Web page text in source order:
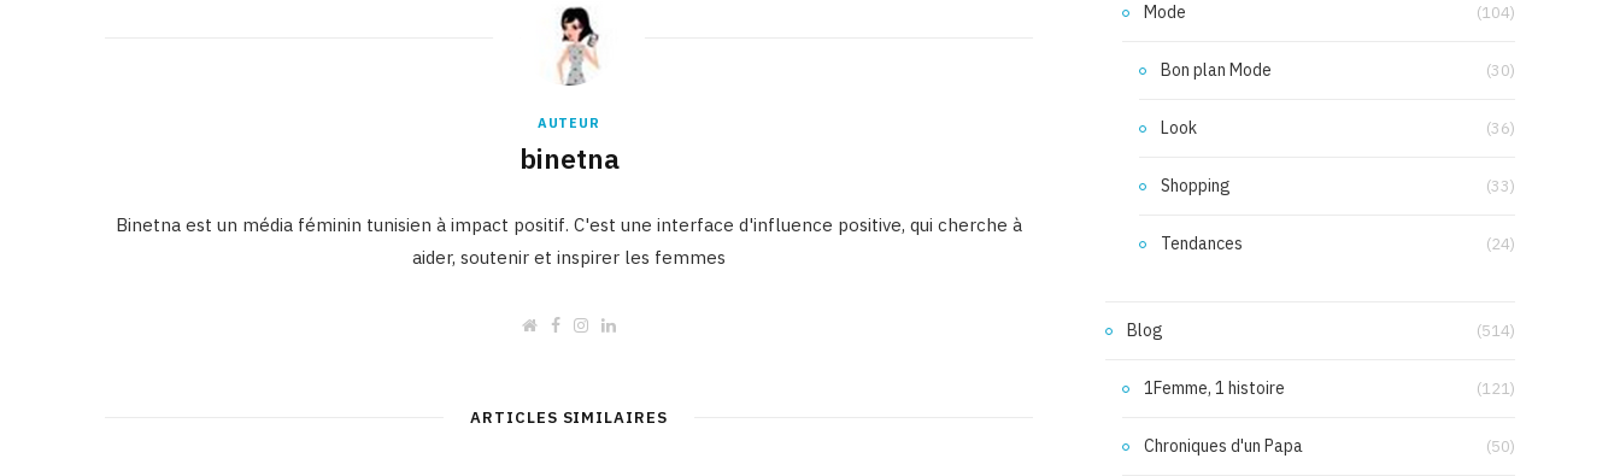
AUTEUR
binetna
Binetna est un média féminin tunisien à impact positif. C'est une interface d'influence positive, qui cherche à
aider, soutenir et inspirer les femmes
W
t
e
F
o
o
I
g
r
L
d
I
ARTICLES SIMILAIRES
Mode (104)
Bon plan Mode (30)
Look (36)
Shopping (33)
Tendances (24)
Blog (514)
1Femme, 1 histoire (121)
Chroniques d'un Papa (50)